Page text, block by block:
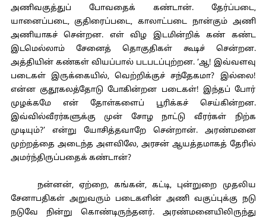
அணிவகுத்துப் போவதைக் கண்டான். தேர்ப்படை,
யானைப்படை, குதிரைப்படை, காலாட்படை நான்கும் அணி
அணியாகச் சென்றன. எள் விழ இடமின்றிக் கண் கண்ட
இடமெல்லாம் சேனைத் தொகுதிகள் கூடிச் சென்றன.
அத்தியின் கண்கள் வியப்பால் படபடப்புற்றன. ‘ஆ! இவ்வளவு
படைகள் இருக்கையில், வெற்றிக்குச் சந்தேகமா? இல்லை!
என்ன குதூகலத்தோடு போகின்றன படைகள்! இந்தப் போர்
முழக்கமே என் தோள்களைப் பூரிக்கச் செய்கின்றன.
இவ்வில்வீரர்களுக்கு முன் சோழ நாட்டு வீரர்கள் நிற்க
முடியும்?’ என்று யோசித்தவாறே சென்றான். அரண்மனை
முற்றத்தை அடைந்த அளவிலே, அரசன் ஆயத்தமாகத் தேரில்
அமர்ந்திருப்பதைக் கண்டான்?
நன்னன், ஏற்றை, கங்கன், கட்டி, புன்றுறை முதலிய
சேனாபதிகள் அறுவரும் படைகளின் அணி வகுப்புக்கு நடு
நடுவே நின்று கொண்டிருந்தனர். அரண்மனையிலிருந்து